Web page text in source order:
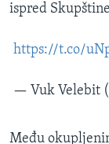
ispred
https://t.co/
— Vuk Velebit
Među